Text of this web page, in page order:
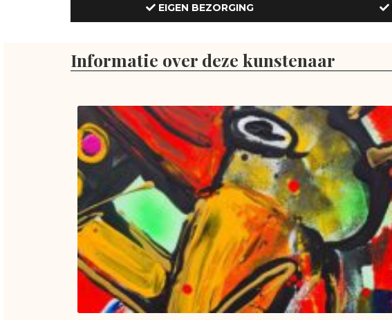
EIGEN BEZORGING
Informatie over deze kunstenaar